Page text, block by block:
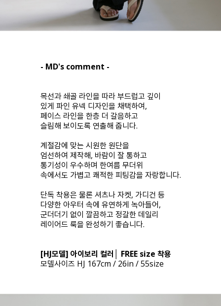
- MD's comment -
목선과 쇄골 라인을 따라 부드럽고 깊이
있게 파인 유넥 디자인을 채택하여,
페이스 라인을 한층 더 갈음하고
슬림해 보이도록 연출해 줍니다.
계절감에 맞는 시원한 원단을
엄선하여 제작해, 바람이 잘 통하고
통기성이 우수하며 한여름 무더위
속에서도 가볍고 쾌적한 피팅감을 자랑합니다.
단독 착용은 물론 셔츠나 자켓, 가디건 등
다양한 아우터 속에 유연하게 녹아들어,
군더더기 없이 깔끔하고 정갈한 데일리
레이어드 룩을 완성하기 좋습니다.
[HJ모델] 아이보리 컬러│ FREE size 착용
모델사이즈 HJ 167cm / 26in / 55size